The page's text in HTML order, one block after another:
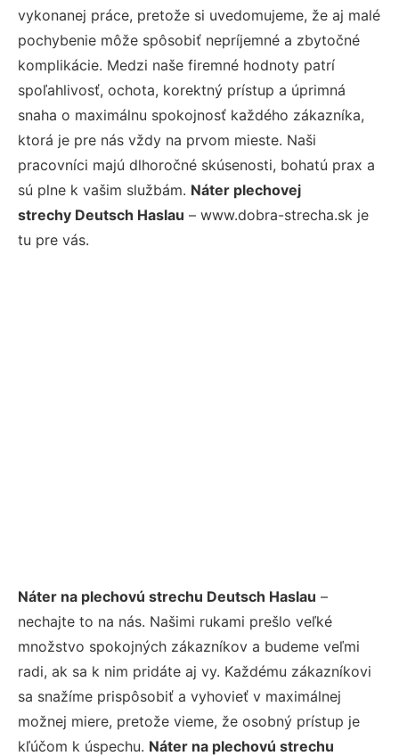
vykonanej práce, pretože si uvedomujeme, že aj malé
pochybenie môže spôsobiť nepríjemné a zbytočné
komplikácie. Medzi naše firemné hodnoty patrí
spoľahlivosť, ochota, korektný prístup a úprimná
snaha o maximálnu spokojnosť každého zákazníka,
ktorá je pre nás vždy na prvom mieste. Naši
pracovníci majú dlhoročné skúsenosti, bohatú prax a
sú plne k vašim službám. Náter plechovej
strechy Deutsch Haslau – www.dobra-strecha.sk je
tu pre vás.
Náter na plechovú strechu Deutsch Haslau –
nechajte to na nás. Našimi rukami prešlo veľké
množstvo spokojných zákazníkov a budeme veľmi
radi, ak sa k nim pridáte aj vy. Každému zákazníkovi
sa snažíme prispôsobiť a vyhovieť v maximálnej
možnej miere, pretože vieme, že osobný prístup je
kľúčom k úspechu. Náter na plechovú strechu